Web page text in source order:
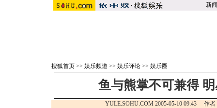
新闻
搜狐首页 >> 娱乐频道 >> 娱乐评论 >> 娱乐圈
鱼与熊掌不可兼得
YULE.SOHU.COM 2005-05-10 09:43 作